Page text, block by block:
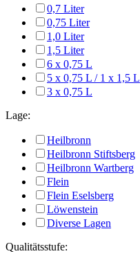
0,7 Liter
0,75 Liter
1,0 Liter
1,5 Liter
6 x 0,75 L
5 x 0,75 L / 1 x 1,5 L
3 x 0,75 L
Lage:
Heilbronn
Heilbronn Stiftsberg
Heilbronn Wartberg
Flein
Flein Eselsberg
Löwenstein
Diverse Lagen
Qualitätsstufe: